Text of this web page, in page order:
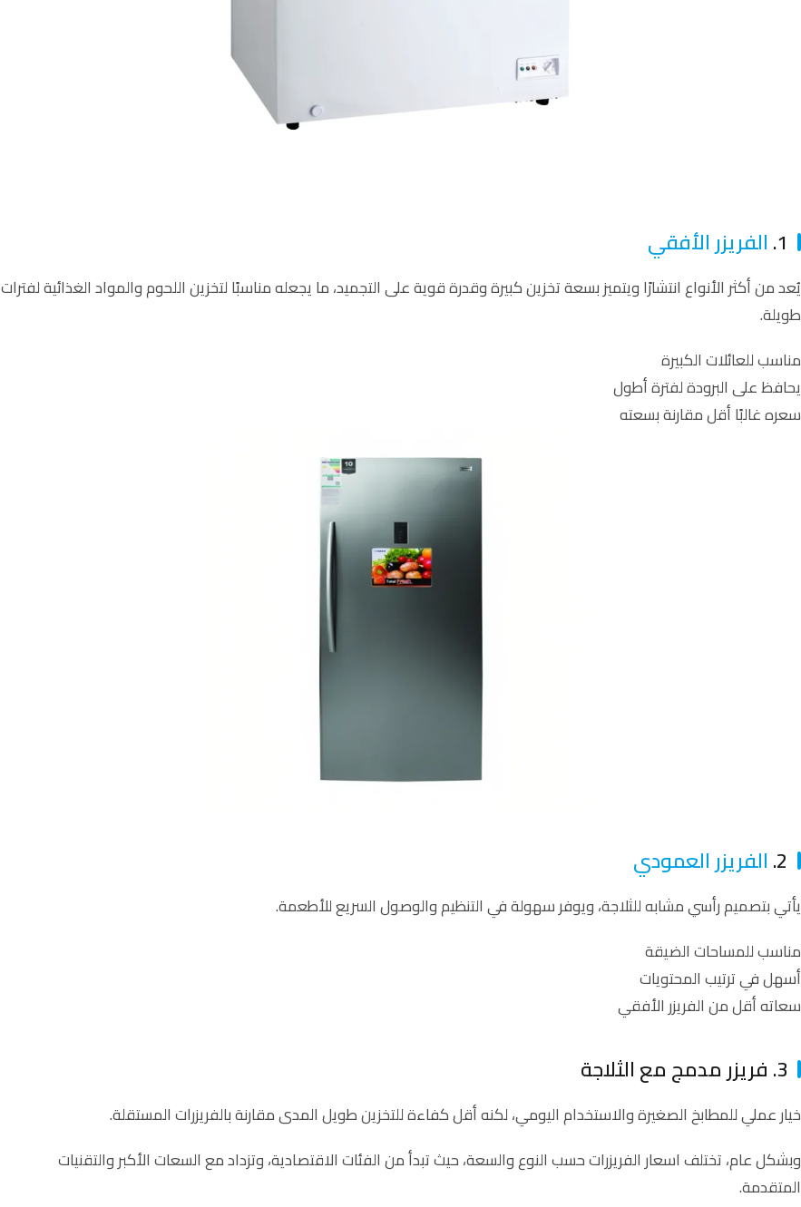
1. الفريزر الأفقي
يُعد من أكثر الأنواع انتشارًا ويتميز بسعة تخزين كبيرة وقدرة قوية على التجميد، ما يجعله مناسبًا لتخزين اللحوم والمواد الغذائية لفترات
طويلة.
مناسب للعائلات الكبيرة
يحافظ على البرودة لفترة أطول
سعره غالبًا أقل مقارنة بسعته
2. الفريزر العمودي
يأتي بتصميم رأسي مشابه للثلاجة، ويوفر سهولة في التنظيم والوصول السريع للأطعمة.
مناسب للمساحات الضيقة
أسهل في ترتيب المحتويات
سعاته أقل من الفريزر الأفقي
3. فريزر مدمج مع الثلاجة
خيار عملي للمطابخ الصغيرة والاستخدام اليومي، لكنه أقل كفاءة للتخزين طويل المدى مقارنة بالفريزرات المستقلة.
وبشكل عام، تختلف اسعار الفريزرات حسب النوع والسعة، حيث تبدأ من الفئات الاقتصادية، وتزداد مع السعات الأكبر والتقنيات
المتقدمة.